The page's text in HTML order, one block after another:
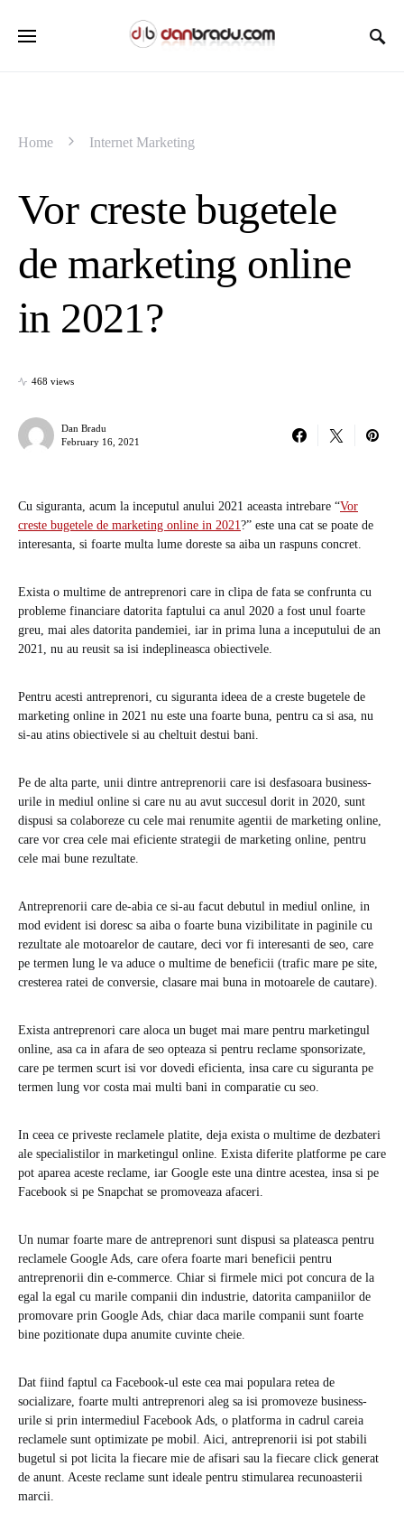
Home Internet Marketing
Vor creste bugetele
de marketing online
in 2021?
468 views
Dan Bradu
February 16, 2021
Cu siguranta, acum la inceputul anului 2021 aceasta intrebare “Vor
creste bugetele de marketing online in 2021?” este una cat se poate de
interesanta, si foarte multa lume doreste sa aiba un raspuns concret.
Exista o multime de antreprenori care in clipa de fata se confrunta cu
probleme financiare datorita faptului ca anul 2020 a fost unul foarte
greu, mai ales datorita pandemiei, iar in prima luna a inceputului de an
2021, nu au reusit sa isi indeplineasca obiectivele.
Pentru acesti antreprenori, cu siguranta ideea de a creste bugetele de
marketing online in 2021 nu este una foarte buna, pentru ca si asa, nu
si-au atins obiectivele si au cheltuit destui bani.
Pe de alta parte, unii dintre antreprenorii care isi desfasoara business-
urile in mediul online si care nu au avut succesul dorit in 2020, sunt
dispusi sa colaboreze cu cele mai renumite agentii de marketing online,
care vor crea cele mai eficiente strategii de marketing online, pentru
cele mai bune rezultate.
Antreprenorii care de-abia ce si-au facut debutul in mediul online, in
mod evident isi doresc sa aiba o foarte buna vizibilitate in paginile cu
rezultate ale motoarelor de cautare, deci vor fi interesanti de seo, care
pe termen lung le va aduce o multime de beneficii (trafic mare pe site,
cresterea ratei de conversie, clasare mai buna in motoarele de cautare).
Exista antreprenori care aloca un buget mai mare pentru marketingul
online, asa ca in afara de seo opteaza si pentru reclame sponsorizate,
care pe termen scurt isi vor dovedi eficienta, insa care cu siguranta pe
termen lung vor costa mai multi bani in comparatie cu seo.
In ceea ce priveste reclamele platite, deja exista o multime de dezbateri
ale specialistilor in marketingul online. Exista diferite platforme pe care
pot aparea aceste reclame, iar Google este una dintre acestea, insa si pe
Facebook si pe Snapchat se promoveaza afaceri.
Un numar foarte mare de antreprenori sunt dispusi sa plateasca pentru
reclamele Google Ads, care ofera foarte mari beneficii pentru
antreprenorii din e-commerce. Chiar si firmele mici pot concura de la
egal la egal cu marile companii din industrie, datorita campaniilor de
promovare prin Google Ads, chiar daca marile companii sunt foarte
bine pozitionate dupa anumite cuvinte cheie.
Dat fiind faptul ca Facebook-ul este cea mai populara retea de
socializare, foarte multi antreprenori aleg sa isi promoveze business-
urile si prin intermediul Facebook Ads, o platforma in cadrul careia
reclamele sunt optimizate pe mobil. Aici, antreprenorii isi pot stabili
bugetul si pot licita la fiecare mie de afisari sau la fiecare click generat
de anunt. Aceste reclame sunt ideale pentru stimularea recunoasterii
marcii.